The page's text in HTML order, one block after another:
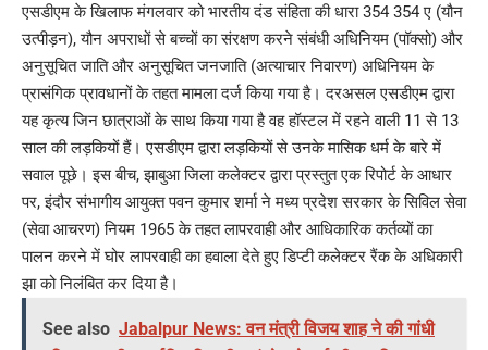
एसडीएम के खिलाफ मंगलवार को भारतीय दंड संहिता की धारा 354 354 ए (यौन
उत्पीड़न), यौन अपराधों से बच्चों का संरक्षण करने संबंधी अधिनियम (पॉक्सो) और
अनुसूचित जाति और अनुसूचित जनजाति (अत्याचार निवारण) अधिनियम के
प्रासंगिक प्रावधानों के तहत मामला दर्ज किया गया है। दरअसल एसडीएम द्वारा
यह कृत्य जिन छात्राओं के साथ किया गया है वह हॉस्टल में रहने वाली 11 से 13
साल की लड़कियों हैं। एसडीएम द्वारा लड़कियों से उनके मासिक धर्म के बारे में
सवाल पूछे। इस बीच, झाबुआ जिला कलेक्टर द्वारा प्रस्तुत एक रिपोर्ट के आधार
पर, इंदौर संभागीय आयुक्त पवन कुमार शर्मा ने मध्य प्रदेश सरकार के सिविल सेवा
(सेवा आचरण) नियम 1965 के तहत लापरवाही और आधिकारिक कर्तव्यों का
पालन करने में घोर लापरवाही का हवाला देते हुए डिप्टी कलेक्टर रैंक के अधिकारी
झा को निलंबित कर दिया है।
See also Jabalpur News: वन मंत्री विजय शाह ने की गांधी